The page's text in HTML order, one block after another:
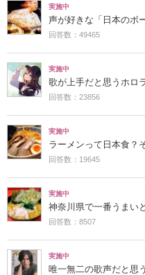
実施中
声が好きな「日本のボ
回答数：49465
実施中
歌が上手だと思うホロ
回答数：23856
実施中
ラーメンって日本食？
回答数：19645
実施中
神奈川県で一番うまい
回答数：8507
実施中
唯一無二の歌声だと思